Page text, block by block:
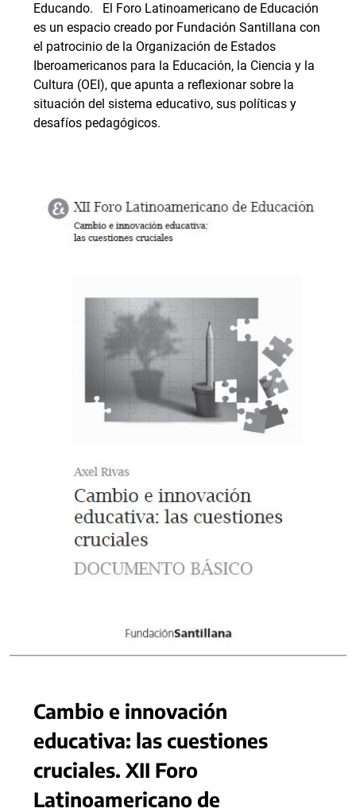
Educando. El Foro Latinoamericano de Educación
es un espacio creado por Fundación Santillana con
el patrocinio de la Organización de Estados
Iberoamericanos para la Educación, la Ciencia y la
Cultura (OEI), que apunta a reflexionar sobre la
situación del sistema educativo, sus políticas y
desafíos pedagógicos.
Cambio e innovación
educativa: las cuestiones
cruciales. XII Foro
Latinoamericano de